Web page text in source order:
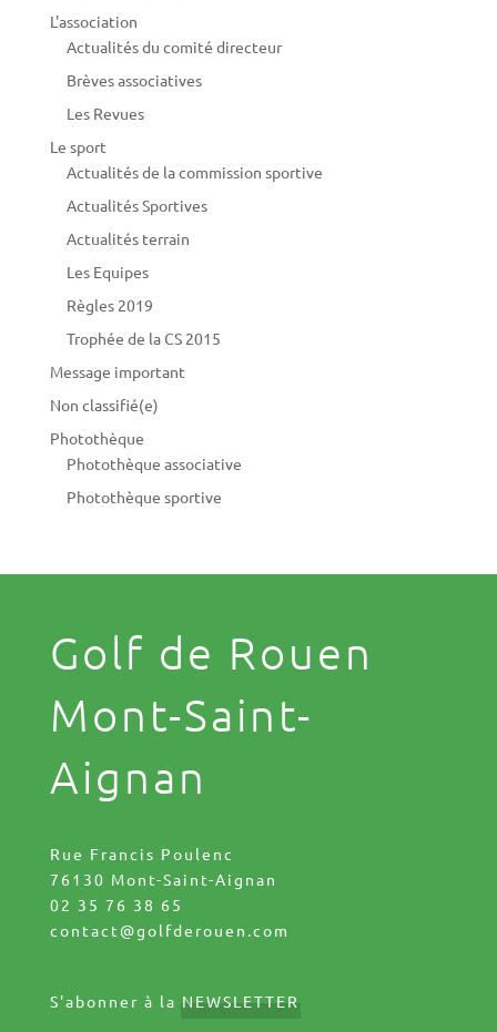
L'association
Actualités du comité directeur
Brèves associatives
Les Revues
Le sport
Actualités de la commission sportive
Actualités Sportives
Actualités terrain
Les Equipes
Règles 2019
Trophée de la CS 2015
Message important
Non classifié(e)
Photothèque
Photothèque associative
Photothèque sportive
Golf de Rouen
Mont-Saint-
Aignan
Rue Francis Poulenc
76130 Mont-Saint-Aignan
02 35 76 38 65
contact@golfderouen.com
S'abonner à la NEWSLETTER